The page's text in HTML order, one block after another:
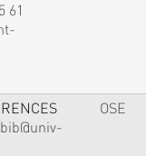
61
OSE